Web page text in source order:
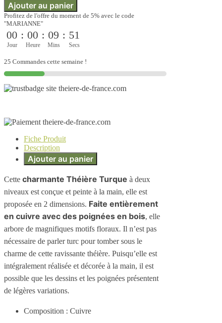
Ajouter au panier
Profitez de l'offre du moment de 5% avec le code
"MARIANNE"
00
Jour
: 00
Heure
: 09
Mins
: 51
Secs
25 Commandes cette semaine !
Fiche Produit
Description
Ajouter au panier
Cette charmante Théière Turque à deux
niveaux est conçue et peinte à la main, elle est
proposée en 2 dimensions. Faite entièrement
en cuivre avec des poignées en bois, elle
arbore de magnifiques motifs floraux. Il n’est pas
nécessaire de parler turc pour tomber sous le
charme de cette ravissante théière. Puisqu’elle est
intégralement réalisée et décorée à la main, il est
possible que les dessins et les poignées présentent
de légères variations.
Composition : Cuivre